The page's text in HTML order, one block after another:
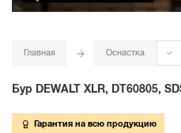
Главная Оснастка
Бур DEWALT XLR, DT60805,
Гарантия на всю продукцию